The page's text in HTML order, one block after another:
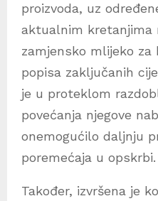
proizvoda, uz
aktualnim kretanjima
zamjensko mlijeko za
popisa zaključanih
je u proteklom
povećanja njegove
onemogućilo daljnju
poremećaja u opskrbi.
Također, izvršena je